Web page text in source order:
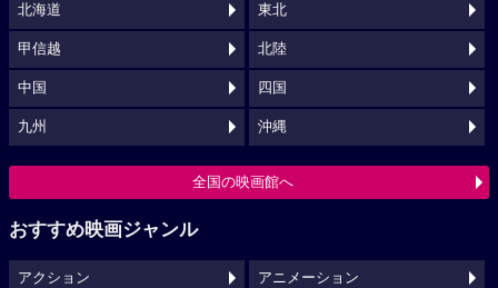
北海道 東北
甲信越 北陸
中国 四国
九州 沖縄
全国の映画館へ
おすすめ映画ジャンル
アクション アニメーション